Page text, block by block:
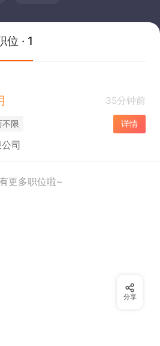
位 · 1
35分钟前
不限 详情
司
更多职位啦~
分享